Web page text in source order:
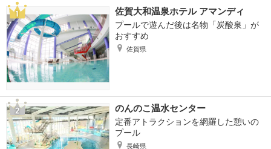
佐賀大和温泉ホテル アマンディ
プールで遊んだ後は名物「炭酸泉」が
おすすめ
佐賀県
のんのこ温水センター
定番アトラクションを網羅した憩いの
プール
長崎県